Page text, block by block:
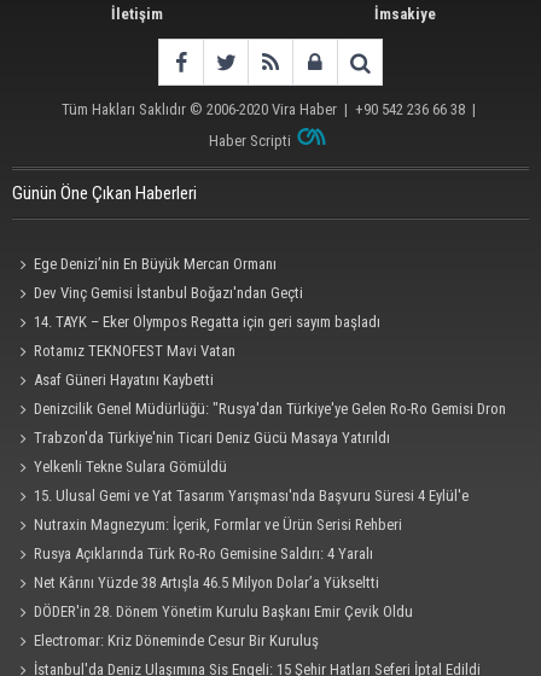
İletişim
İmsakiye
Tüm Hakları Saklıdır © 2006-2020 Vira Haber | +90 542 236 66 38 |
Haber Scripti
Günün Öne Çıkan Haberleri
Ege Denizi’nin En Büyük Mercan Ormanı
Dev Vinç Gemisi İstanbul Boğazı'ndan Geçti
14. TAYK – Eker Olympos Regatta için geri sayım başladı
Rotamız TEKNOFEST Mavi Vatan
Asaf Güneri Hayatını Kaybetti
Denizcilik Genel Müdürlüğü: "Rusya'dan Türkiye'ye Gelen Ro-Ro Gemisi Dron
Saldırısına Uğradı"
Trabzon'da Türkiye'nin Ticari Deniz Gücü Masaya Yatırıldı
Yelkenli Tekne Sulara Gömüldü
15. Ulusal Gemi ve Yat Tasarım Yarışması'nda Başvuru Süresi 4 Eylül'e
Uzatıldı
Nutraxin Magnezyum: İçerik, Formlar ve Ürün Serisi Rehberi
Rusya Açıklarında Türk Ro-Ro Gemisine Saldırı: 4 Yaralı
Net Kârını Yüzde 38 Artışla 46.5 Milyon Dolar’a Yükseltti
DÖDER'in 28. Dönem Yönetim Kurulu Başkanı Emir Çevik Oldu
Electromar: Kriz Döneminde Cesur Bir Kuruluş
İstanbul'da Deniz Ulaşımına Sis Engeli: 15 Şehir Hatları Seferi İptal Edildi